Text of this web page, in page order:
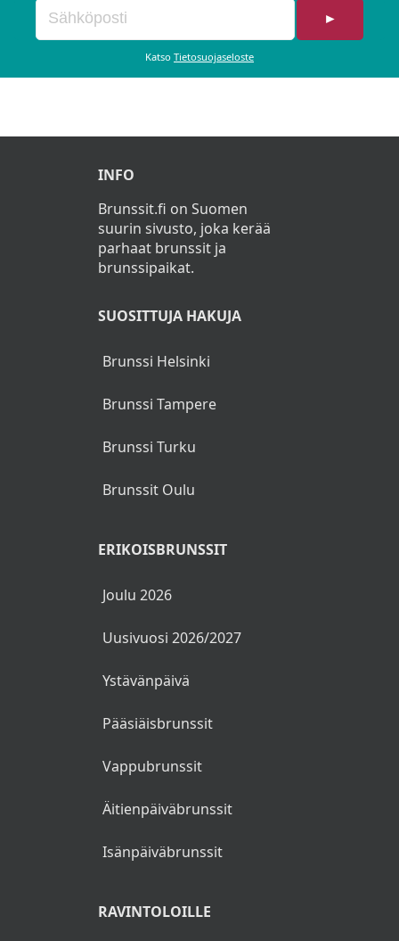
►
Katso Tietosuojaseloste
INFO
Brunssit.fi on Suomen
suurin sivusto, joka kerää
parhaat brunssit ja
brunssipaikat.
SUOSITTUJA HAKUJA
Brunssi Helsinki
Brunssi Tampere
Brunssi Turku
Brunssit Oulu
ERIKOISBRUNSSIT
Joulu 2026
Uusivuosi 2026/2027
Ystävänpäivä
Pääsiäisbrunssit
Vappubrunssit
Äitienpäiväbrunssit
Isänpäiväbrunssit
RAVINTOLOILLE